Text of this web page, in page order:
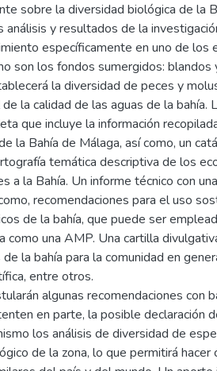
sobre la diversidad biológica de la
análisis y resultados de la
específicamente en uno de los
son los fondos sumergidos:
la diversidad de peces y
la calidad de las aguas de la
que incluye la información
la Bahía de Málaga, así como, un
temática descriptiva de los
a la Bahía. Un informe técnico con
recomendaciones para el uso
de la bahía, que puede ser
como una AMP. Una cartilla
la bahía para la comunidad en
entre otros.
algunas recomendaciones con
en parte, la posible declaración
los análisis de diversidad de
de la zona, lo que permitirá hacer